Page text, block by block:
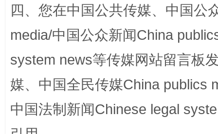
漫山遍野的桃花与雪山、麦地、白藏房 除
四、您在中国公共传媒、中国公
media/中国公众新闻China
system news等传媒网站留言板
媒、中国全民传媒China publics
中国法制新闻Chinese legal